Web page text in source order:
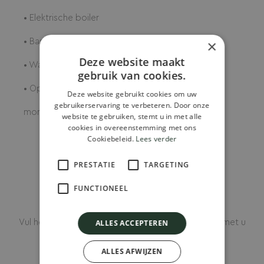
• Elektrische boiler
• Basis elektrische installatie
• Wateraansluiting en afvoer
• Op locatie constructie- en
montagewerkzaamheden
Vul het contactformulier in en we nemen contact met u
op voor een
Vrijblijvende
×
Deze website maakt
gebruik van cookies.
Deze website gebruikt cookies om uw
gebruikerservaring te verbeteren. Door onze
website te gebruiken, stemt u in met alle
cookies in overeenstemming met ons
Cookiebeleid. Lees verder
PRESTATIE TARGETING
FUNCTIONEEL
ALLES ACCEPTEREN
ALLES AFWIJZEN